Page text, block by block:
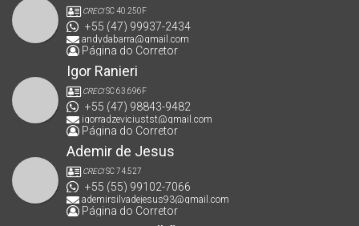
CRECISC 40.250F
+55 (47) 99937-2434
andydabarra@gmail.com
Página do Corretor
Igor Ranieri
CRECISC 63.696F
+55 (47) 98843-9482
igorradzeviciustst@gmail.com
Página do Corretor
Ademir de Jesus
CRECISC 74.527
+55 (55) 99102-7066
ademirsilvadejesus93@gmail.com
Página do Corretor